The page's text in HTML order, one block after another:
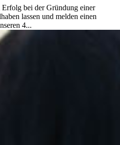
bei der Gründung einer
lassen und melden einen
4...